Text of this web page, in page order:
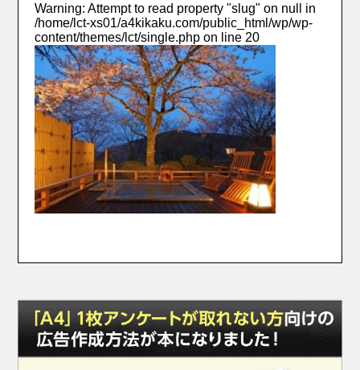
Warning: Attempt to read property "slug" on null in
/home/lct-xs01/a4kikaku.com/public_html/wp/wp-
content/themes/lct/single.php on line 20